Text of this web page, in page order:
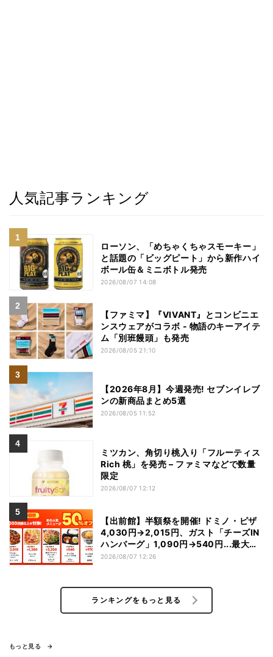
人気記事ランキング
ローソン、「めちゃくちゃスモーキー」
と話題の「ビッグピート」から新作ハイ
ボール缶＆ミニボトル発売
2026/08/07 14:08
【ファミマ】『VIVANT』とコンビニエ
ンスウェアがコラボ - 物語のキーアイテ
ム「別班饅頭」も発売
2026/08/05 21:10
【2026年8月】今週発売! セブンイレブ
ンの新商品まとめ5選
2026/08/05 11:52
ミツカン、角切り桃入り「フルーティス
Rich 桃」を発売 – ファミマなどで数量
限定
2026/08/07 12:12
【出前館】半額祭を開催! ドミノ・ピザ
4,030円→2,015円、ガスト「チーズIN
ハンバーグ」1,090円→540円...最大
1,500円OFFの「リピ得クーポン」も配
2026/08/07 12:26
ランキングをもっと見る
もっと見る